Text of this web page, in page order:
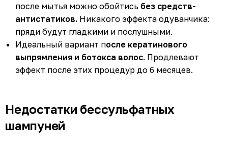
после мытья можно обойтись без средств-
антистатиков. Никакого эффекта одуванчика:
пряди будут гладкими и послушными.
Идеальный вариант после кератинового
выпрямления и ботокса волос. Продлевают
эффект после этих процедур до 6 месяцев.
Недостатки бессульфатных
шампуней